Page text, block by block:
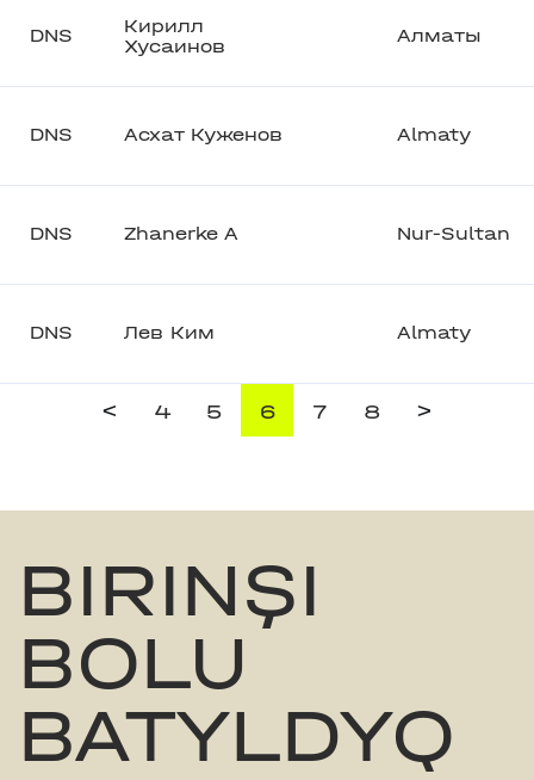
DNS
Кирилл
Хусаинов
Алматы
DNS Асхат Куженов Almaty
DNS Zhanerke A Nur-Sultan
DNS Лев Ким Almaty
< 4 5 6 7 8 >
BIRINŞI
BOLU
BATYLDYQ